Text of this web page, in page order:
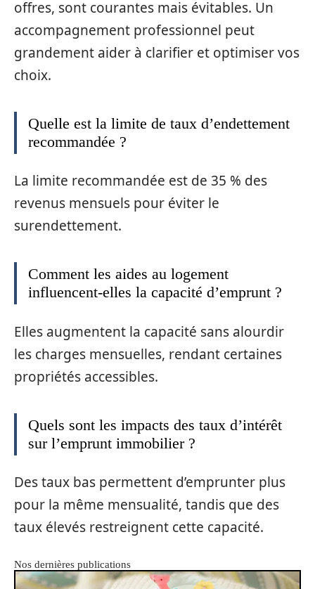
offres, sont courantes mais évitables. Un
accompagnement professionnel peut
grandement aider à clarifier et optimiser vos
choix.
Quelle est la limite de taux d’endettement
recommandée ?
La limite recommandée est de 35 % des
revenus mensuels pour éviter le
surendettement.
Comment les aides au logement
influencent-elles la capacité d’emprunt ?
Elles augmentent la capacité sans alourdir
les charges mensuelles, rendant certaines
propriétés accessibles.
Quels sont les impacts des taux d’intérêt
sur l’emprunt immobilier ?
Des taux bas permettent d’emprunter plus
pour la même mensualité, tandis que des
taux élevés restreignent cette capacité.
Nos dernières publications